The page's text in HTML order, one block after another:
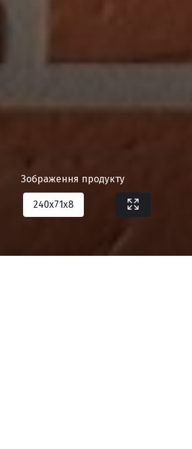
Зображення продукту
240х71х8